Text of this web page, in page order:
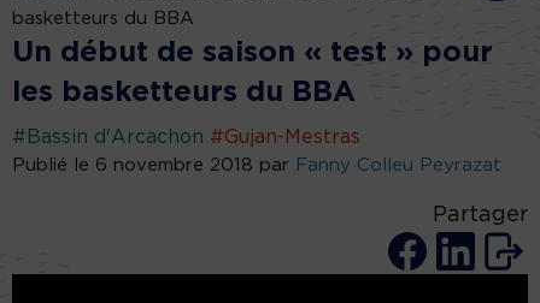
basketteurs du BBA
Un début de saison « test » pour
les basketteurs du BBA
#Bassin d'Arcachon #Gujan-Mestras
Publié le 6 novembre 2018 par Fanny Colleu Peyrazat
Partager